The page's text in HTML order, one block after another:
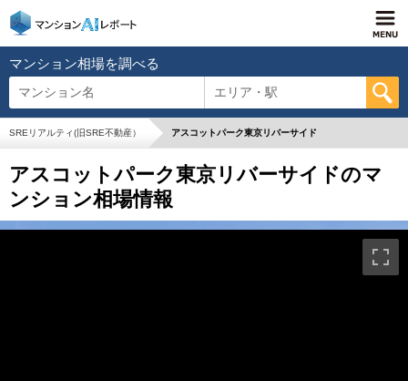
マンション相場を調べる
マンション名 エリア・駅
SREリアルティ(旧SRE不動産） アスコットパーク東京リバーサイド
アスコットパーク東京リバーサイドのマ
ンション相場情報